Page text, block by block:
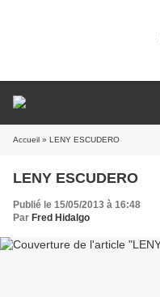
Accueil » LENY ESCUDERO
LENY ESCUDERO
Publié le 15/05/2013 à 16:48
Par Fred Hidalgo